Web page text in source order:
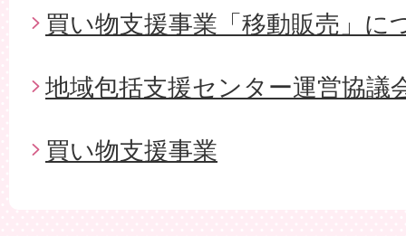
買い物支援事業「移動販売」に
地域包括支援センター運営協議
買い物支援事業